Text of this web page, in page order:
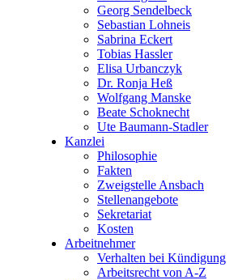
Georg Sendelbeck
Sebastian Lohneis
Sabrina Eckert
Tobias Hassler
Elisa Urbanczyk
Dr. Ronja Heß
Wolfgang Manske
Beate Schoknecht
Ute Baumann-Stadler
Kanzlei
Philosophie
Fakten
Zweigstelle Ansbach
Stellenangebote
Sekretariat
Kosten
Arbeitnehmer
Verhalten bei Kündigung
Arbeitsrecht von A-Z